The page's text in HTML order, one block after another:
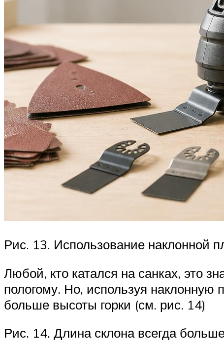
Рис. 13. Использование наклонной
Любой, кто катался на санках, это
пологому. Но, используя наклонную
больше высоты горки (см. рис. 14)
Рис. 14. Длина склона всегда